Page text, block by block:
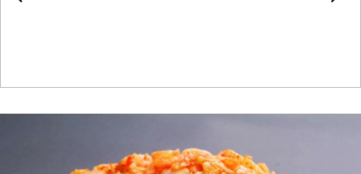
生鮮肉品